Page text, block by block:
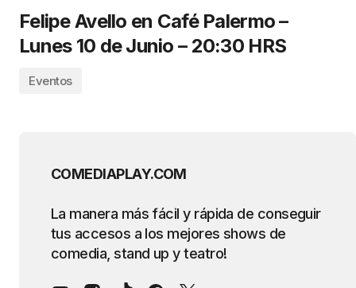
Felipe Avello en Café Palermo –
Lunes 10 de Junio – 20:30 HRS
Eventos
COMEDIAPLAY.COM
La manera más fácil y rápida de conseguir
tus accesos a los mejores shows de
comedia, stand up y teatro!